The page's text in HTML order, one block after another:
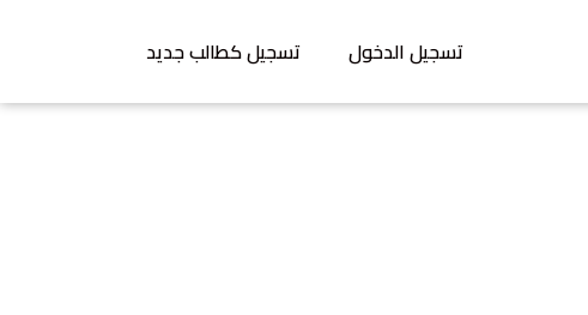
تسجيل الدخول
تسجيل كطالب جديد